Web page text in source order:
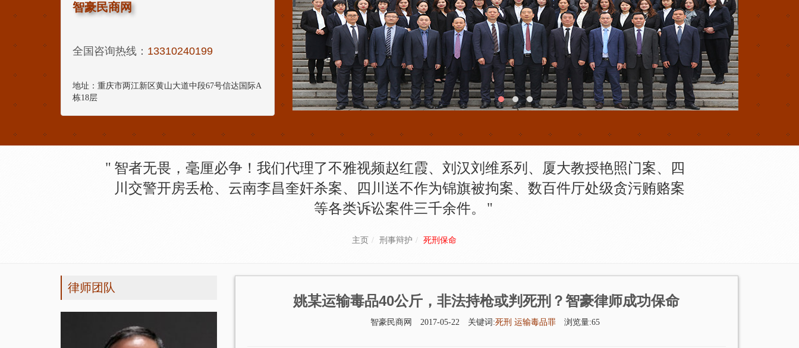
智豪民商网
全国咨询热线： 13310240199
地址：重庆市两江新区黄山大道中段67号信达国际A
栋18层
智者无畏，毫厘必争！我们代理了不雅视频赵红霞、刘汉刘维系列、厦大教授艳照门案、四
川交警开房丢枪、云南李昌奎奸杀案、四川送不作为锦旗被拘案、数百件厅处级贪污贿赂案
等各类诉讼案件三千余件。
主页 刑事辩护 死刑保命
律师团队
姚某运输毒品40公斤，非法持枪或判死刑？智豪律师成功保命
智豪民商网 2017-05-22 关键词:死刑 运输毒品罪 浏览量:65